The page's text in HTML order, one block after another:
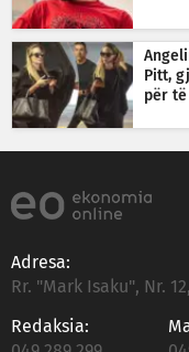
Pitt,
për
Adresa:
Rr. "Mark Isaku", Nr.
Redaksia: